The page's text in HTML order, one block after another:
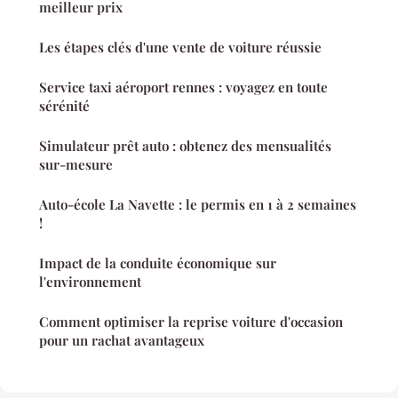
meilleur prix
Les étapes clés d'une vente de voiture réussie
Service taxi aéroport rennes : voyagez en toute
sérénité
Simulateur prêt auto : obtenez des mensualités
sur-mesure
Auto-école La Navette : le permis en 1 à 2 semaines
!
Impact de la conduite économique sur
l'environnement
Comment optimiser la reprise voiture d'occasion
pour un rachat avantageux